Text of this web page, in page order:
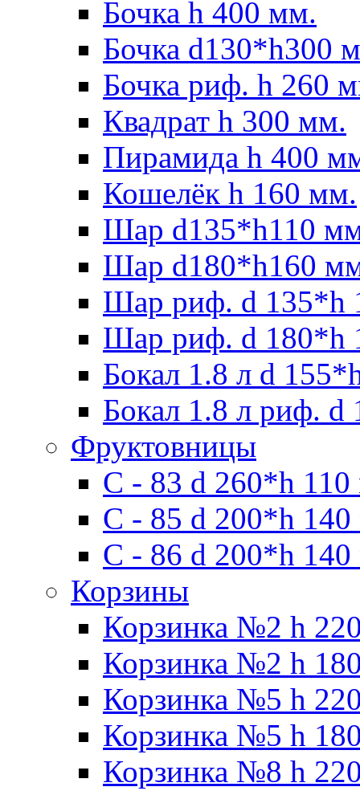
Бочка h 400 мм.
Бочка d130*h300
Бочка риф. h 260
Квадрат h 300 мм.
Пирамида h 400
Кошелёк h 160 мм.
Шар d135*h110
Шар d180*h160
Шар риф. d 135*h
Шар риф. d 180*h
Бокал 1.8 л d
Бокал 1.8 л риф.
Фруктовницы
С - 83 d 260*h
С - 85 d 200*h
С - 86 d 200*h
Корзины
Корзинка №2 h
Корзинка №2 h
Корзинка №5 h
Корзинка №5 h
Корзинка №8 h